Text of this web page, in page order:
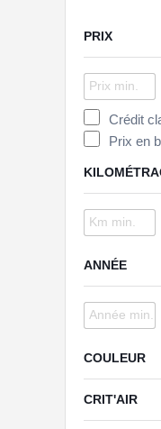
PRIX
Crédit
Prix en
ANNÉE
COULEUR
CRIT'AIR